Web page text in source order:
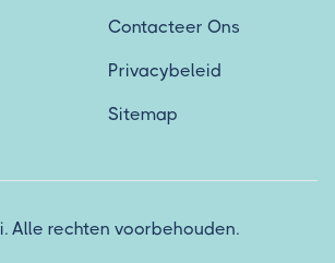
Contacteer Ons
Privacybeleid
Sitemap
Alle rechten voorbehouden.